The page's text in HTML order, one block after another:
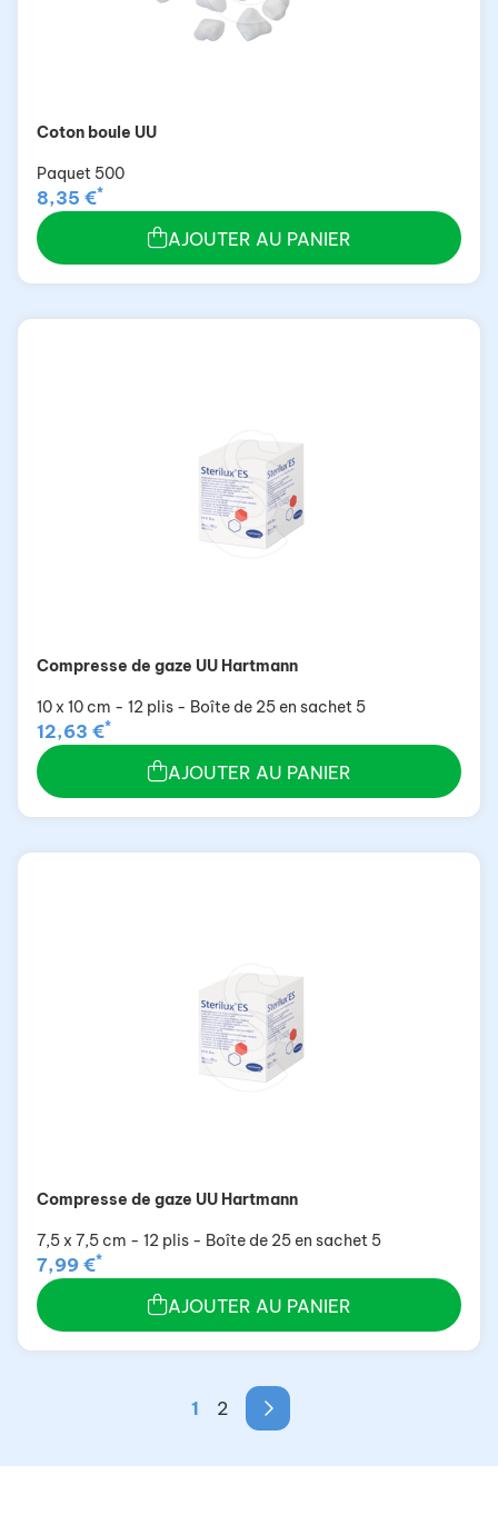
Coton boule UU
Paquet 500
8,35 €*
AJOUTER AU PANIER
Compresse de gaze UU Hartmann
10 x 10 cm - 12 plis - Boîte de 25 en sachet 5
12,63 €*
AJOUTER AU PANIER
Compresse de gaze UU Hartmann
7,5 x 7,5 cm - 12 plis - Boîte de 25 en sachet 5
7,99 €*
AJOUTER AU PANIER
1 2